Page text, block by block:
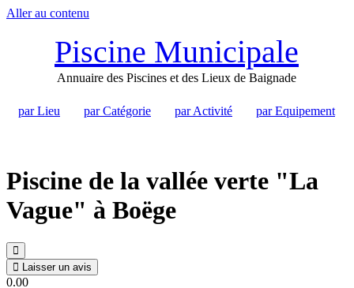
Aller au contenu
Piscine Municipale
Annuaire des Piscines et des Lieux de Baignade
par Lieu par Catégorie par Activité par Equipement
Piscine de la vallée verte "La
Vague" à Boëge
Laisser un avis
0.00